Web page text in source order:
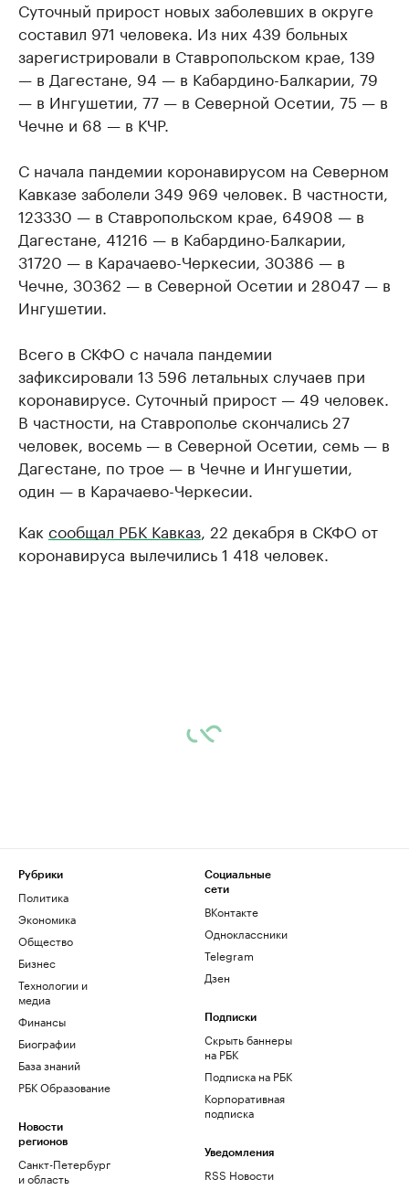
Суточный прирост новых заболевших в округе
составил 971 человека. Из них 439 больных
зарегистрировали в Ставропольском крае, 139
— в Дагестане, 94 — в Кабардино-Балкарии, 79
— в Ингушетии, 77 — в Северной Осетии, 75 — в
Чечне и 68 — в КЧР.
С начала пандемии коронавирусом на Северном
Кавказе заболели 349 969 человек. В частности,
123330 — в Ставропольском крае, 64908 — в
Дагестане, 41216 — в Кабардино-Балкарии,
31720 — в Карачаево-Черкесии, 30386 — в
Чечне, 30362 — в Северной Осетии и 28047 — в
Ингушетии.
Всего в СКФО с начала пандемии
зафиксировали 13 596 летальных случаев при
коронавирусе. Суточный прирост — 49 человек.
В частности, на Ставрополье скончались 27
человек, восемь — в Северной Осетии, семь — в
Дагестане, по трое — в Чечне и Ингушетии,
один — в Карачаево-Черкесии.
Как сообщал РБК Кавказ, 22 декабря в СКФО от
коронавируса вылечились 1 418 человек.
Рубрики
Политика
Экономика
Общество
Бизнес
Технологии и
медиа
Финансы
Биографии
База знаний
РБК Образование
Новости
регионов
Санкт-Петербург
и область
Социальные
сети
ВКонтакте
Одноклассники
Telegram
Дзен
Подписки
Скрыть баннеры
на РБК
Подписка на РБК
Корпоративная
подписка
Уведомления
RSS Новости